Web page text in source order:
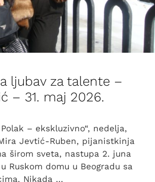
ljubav za talente –
– 31. maj 2026.
– ekskluzivno“, nedelja,
Jevtić-Ruben, pijanistkinja
širom sveta, nastupa 2. juna
Ruskom domu u Beogradu sa
Nikada …